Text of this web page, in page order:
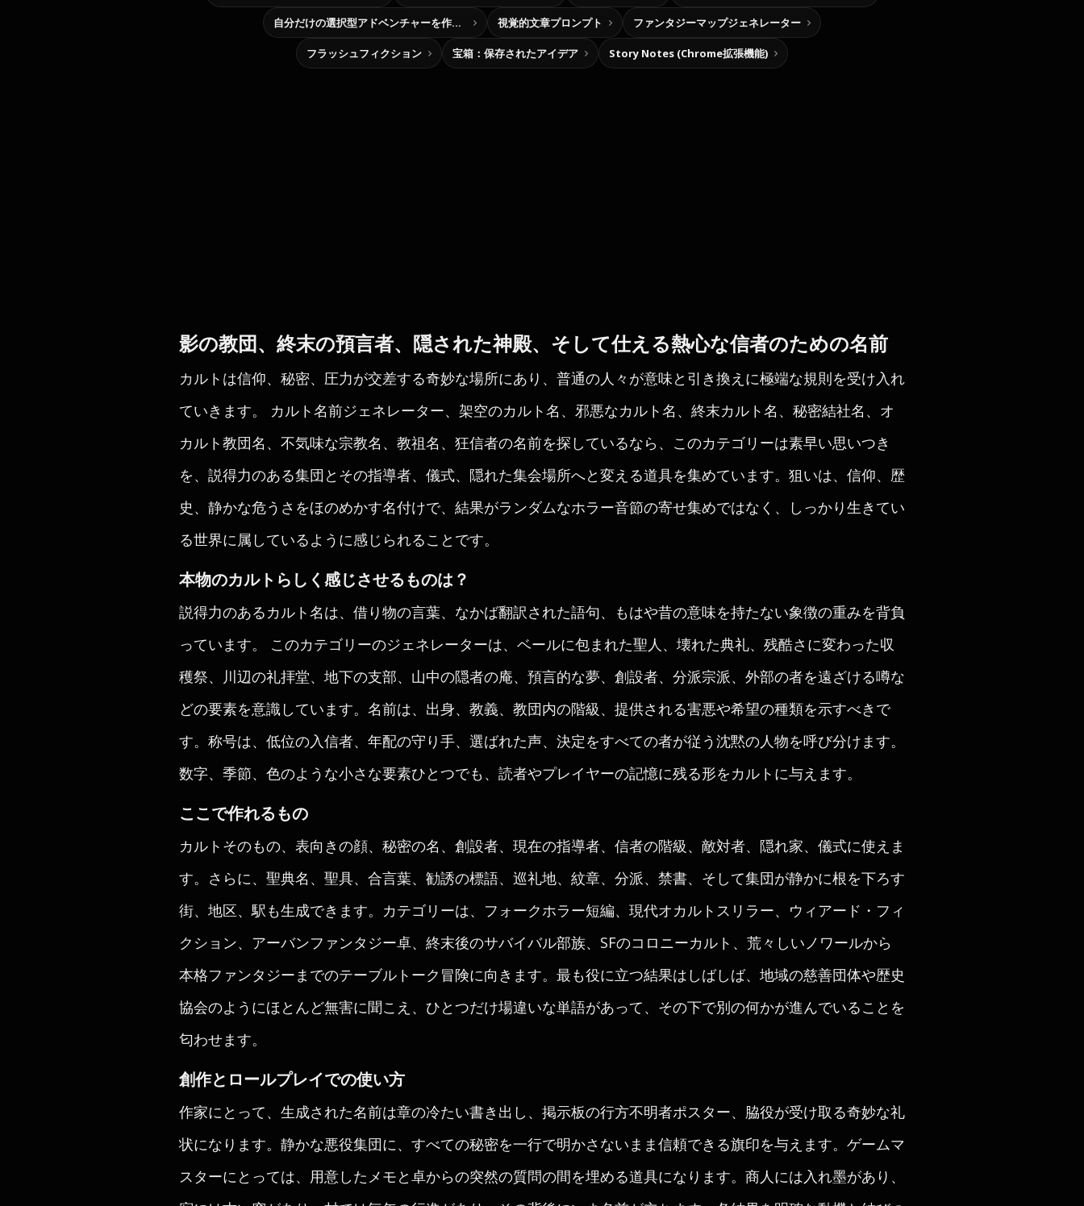
自分だけの選択型アドベンチャーを作ろう 視覚的文章プロンプト ファンタジーマップジェネレーター
フラッシュフィクション 宝箱：保存されたアイデア Story Notes (Chrome拡張機能)
影の教団、終末の預言者、隠された神殿、そして仕える熱心な信者のための名前
カルトは信仰、秘密、圧力が交差する奇妙な場所にあり、普通の人々が意味と引き換えに極端な規則を受け入れ
ていきます。 カルト名前ジェネレーター、架空のカルト名、邪悪なカルト名、終末カルト名、秘密結社名、オ
カルト教団名、不気味な宗教名、教祖名、狂信者の名前を探しているなら、このカテゴリーは素早い思いつき
を、説得力のある集団とその指導者、儀式、隠れた集会場所へと変える道具を集めています。狙いは、信仰、歴
史、静かな危うさをほのめかす名付けで、結果がランダムなホラー音節の寄せ集めではなく、しっかり生きてい
る世界に属しているように感じられることです。
本物のカルトらしく感じさせるものは？
説得力のあるカルト名は、借り物の言葉、なかば翻訳された語句、もはや昔の意味を持たない象徴の重みを背負
っています。 このカテゴリーのジェネレーターは、ベールに包まれた聖人、壊れた典礼、残酷さに変わった収
穫祭、川辺の礼拝堂、地下の支部、山中の隠者の庵、預言的な夢、創設者、分派宗派、外部の者を遠ざける噂な
どの要素を意識しています。名前は、出身、教義、教団内の階級、提供される害悪や希望の種類を示すべきで
す。称号は、低位の入信者、年配の守り手、選ばれた声、決定をすべての者が従う沈黙の人物を呼び分けます。
数字、季節、色のような小さな要素ひとつでも、読者やプレイヤーの記憶に残る形をカルトに与えます。
ここで作れるもの
カルトそのもの、表向きの顔、秘密の名、創設者、現在の指導者、信者の階級、敵対者、隠れ家、儀式に使えま
す。さらに、聖典名、聖具、合言葉、勧誘の標語、巡礼地、紋章、分派、禁書、そして集団が静かに根を下ろす
街、地区、駅も生成できます。カテゴリーは、フォークホラー短編、現代オカルトスリラー、ウィアード・フィ
クション、アーバンファンタジー卓、終末後のサバイバル部族、SFのコロニーカルト、荒々しいノワールから
本格ファンタジーまでのテーブルトーク冒険に向きます。最も役に立つ結果はしばしば、地域の慈善団体や歴史
協会のようにほとんど無害に聞こえ、ひとつだけ場違いな単語があって、その下で別の何かが進んでいることを
匂わせます。
創作とロールプレイでの使い方
作家にとって、生成された名前は章の冷たい書き出し、掲示板の行方不明者ポスター、脇役が受け取る奇妙な礼
状になります。静かな悪役集団に、すべての秘密を一行で明かさないまま信頼できる旗印を与えます。ゲームマ
スターにとっては、用意したメモと卓からの突然の質問の間を埋める道具になります。商人には入れ墨があり、